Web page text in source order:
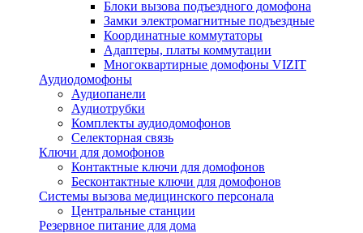
Блоки вызова подъездного домофона
Замки электромагнитные подъездные
Координатные коммутаторы
Адаптеры, платы коммутации
Многоквартирные домофоны VIZIT
Аудиодомофоны
Аудиопанели
Аудиотрубки
Комплекты аудиодомофонов
Селекторная связь
Ключи для домофонов
Контактные ключи для домофонов
Бесконтактные ключи для домофонов
Системы вызова медицинского персонала
Центральные станции
Резервное питание для дома